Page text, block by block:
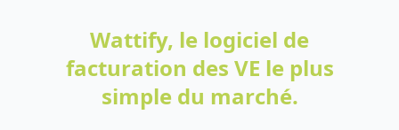
Wattify, le logiciel de
facturation des VE le plus
simple du marché.